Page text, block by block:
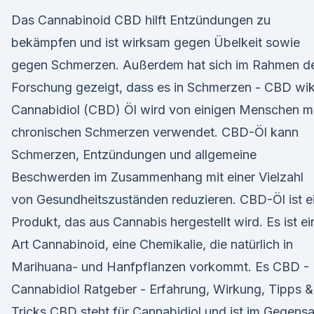
Das Cannabinoid CBD hilft Entzündungen zu
bekämpfen und ist wirksam gegen Übelkeit sowie
gegen Schmerzen. Außerdem hat sich im Rahmen
Forschung gezeigt, dass es in Schmerzen - CBD
Cannabidiol (CBD) Öl wird von einigen Menschen
chronischen Schmerzen verwendet. CBD-Öl kann
Schmerzen, Entzündungen und allgemeine
Beschwerden im Zusammenhang mit einer Vielzahl
von Gesundheitszuständen reduzieren. CBD-Öl ist
Produkt, das aus Cannabis hergestellt wird. Es ist
Art Cannabinoid, eine Chemikalie, die natürlich in
Marihuana- und Hanfpflanzen vorkommt. Es CBD -
Cannabidiol Ratgeber - Erfahrung, Wirkung, Tipps &